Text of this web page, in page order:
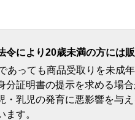
により20歳未満の方には販
あっても商品受取りを未成
証明書の提示を求める場合
乳児の発育に悪影響を与え
す。